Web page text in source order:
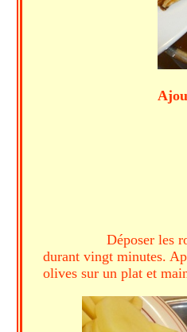
Ajouter le
Déposer les
durant vingt minutes.
olives sur un plat et